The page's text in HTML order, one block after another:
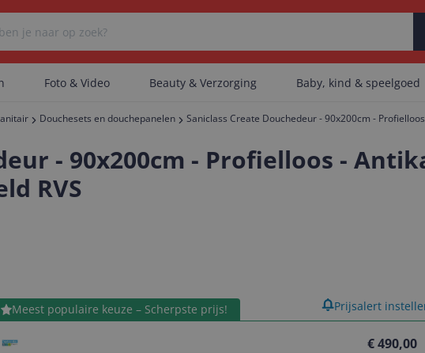
Er zijn geen categorieën gevonden.
Foto & Video Beauty & Verzorging Baby, kind & speelgoed
Douchesets en douchepanelen Saniclass Create Douchedeur - 90x200cm -
- 90x200cm - Profielloos -
RVS
Meest populaire keuze – Scherpste prijs!
€ 490,00
product Prijsalert